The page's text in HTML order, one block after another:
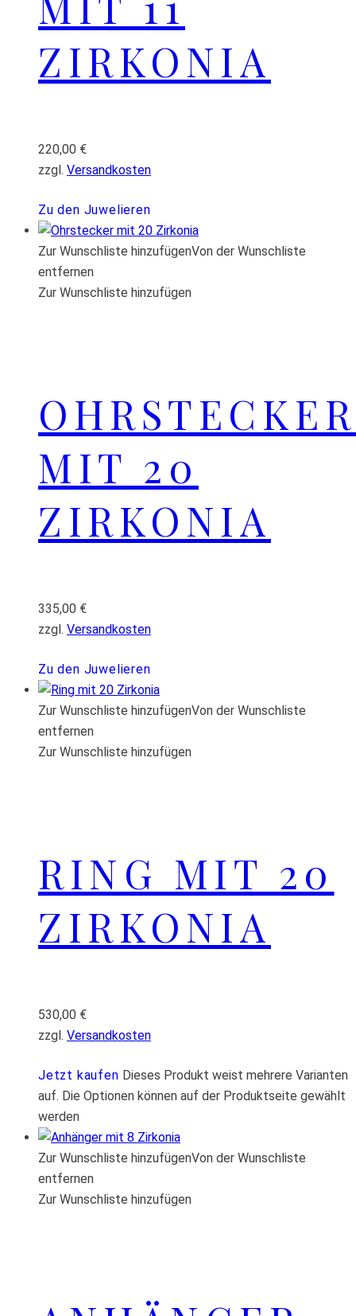
ZIRKONIA
220,00 €
zzgl. Versandkosten
Zu den Juwelieren
Zur Wunschliste hinzufügenVon der Wunschliste
entfernen
Zur Wunschliste hinzufügen
OHRSTECKER
MIT 20
ZIRKONIA
335,00 €
zzgl. Versandkosten
Zu den Juwelieren
Zur Wunschliste hinzufügenVon der Wunschliste
entfernen
Zur Wunschliste hinzufügen
RING MIT 20
ZIRKONIA
530,00 €
zzgl. Versandkosten
Jetzt kaufen Dieses Produkt weist mehrere Varianten
auf. Die Optionen können auf der Produktseite gewählt
werden
Zur Wunschliste hinzufügenVon der Wunschliste
entfernen
Zur Wunschliste hinzufügen